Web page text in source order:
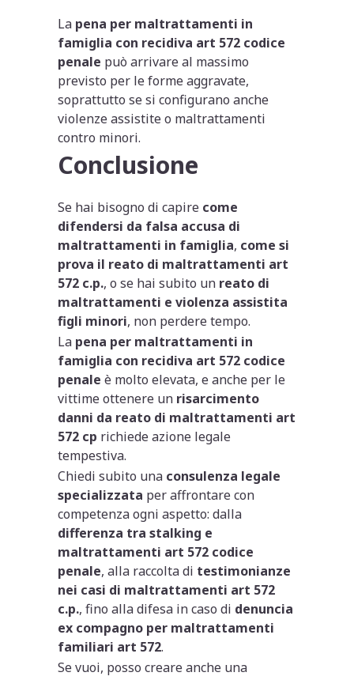
La pena per maltrattamenti in
famiglia con recidiva art 572 codice
penale può arrivare al massimo
previsto per le forme aggravate,
soprattutto se si configurano anche
violenze assistite o maltrattamenti
contro minori.
Conclusione
Se hai bisogno di capire come
difendersi da falsa accusa di
maltrattamenti in famiglia, come si
prova il reato di maltrattamenti art
572 c.p., o se hai subito un reato di
maltrattamenti e violenza assistita
figli minori, non perdere tempo.
La pena per maltrattamenti in
famiglia con recidiva art 572 codice
penale è molto elevata, e anche per le
vittime ottenere un risarcimento
danni da reato di maltrattamenti art
572 cp richiede azione legale
tempestiva.
Chiedi subito una consulenza legale
specializzata per affrontare con
competenza ogni aspetto: dalla
differenza tra stalking e
maltrattamenti art 572 codice
penale, alla raccolta di testimonianze
nei casi di maltrattamenti art 572
c.p., fino alla difesa in caso di denuncia
ex compagno per maltrattamenti
familiari art 572.
Se vuoi, posso creare anche una